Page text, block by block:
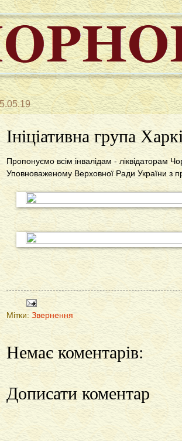
Ініціативна група
Пропонуємо всім інвалідам - ліквідаторам
Уповноваженому Верховної Ради України з
Мітки: Звернення
Немає коментарів:
Дописати коментар